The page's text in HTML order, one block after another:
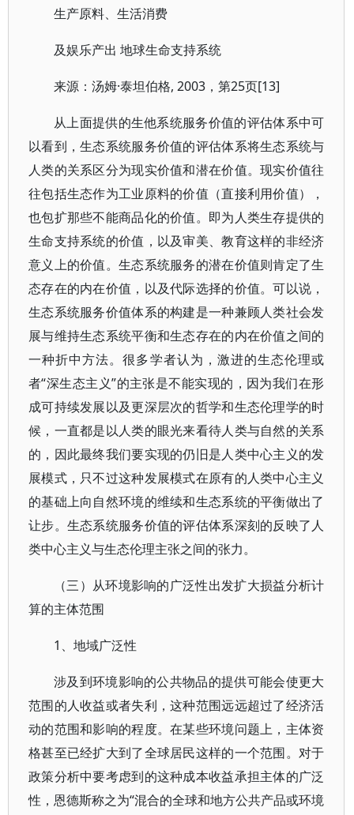
生产原料、生活消费
及娱乐产出 地球生命支持系统
来源：汤姆·泰坦伯格, 2003，第25页[13]
从上面提供的生他系统服务价值的评估体系中可
以看到，生态系统服务价值的评估体系将生态系统与
人类的关系区分为现实价值和潜在价值。现实价值往
往包括生态作为工业原料的价值（直接利用价值），
也包扩那些不能商品化的价值。即为人类生存提供的
生命支持系统的价值，以及审美、教育这样的非经济
意义上的价值。生态系统服务的潜在价值则肯定了生
态存在的内在价值，以及代际选择的价值。可以说，
生态系统服务价值体系的构建是一种兼顾人类社会发
展与维持生态系统平衡和生态存在的内在价值之间的
一种折中方法。很多学者认为，激进的生态伦理或
者“深生态主义”的主张是不能实现的，因为我们在形
成可持续发展以及更深层次的哲学和生态伦理学的时
候，一直都是以人类的眼光来看待人类与自然的关系
的，因此最终我们要实现的仍旧是人类中心主义的发
展模式，只不过这种发展模式在原有的人类中心主义
的基础上向自然环境的维续和生态系统的平衡做出了
让步。生态系统服务价值的评估体系深刻的反映了人
类中心主义与生态伦理主张之间的张力。
（三）从环境影响的广泛性出发扩大损益分析计
算的主体范围
1、地域广泛性
涉及到环境影响的公共物品的提供可能会使更大
范围的人收益或者失利，这种范围远远超过了经济活
动的范围和影响的程度。在某些环境问题上，主体资
格甚至已经扩大到了全球居民这样的一个范围。对于
政策分析中要考虑到的这种成本收益承担主体的广泛
性，恩德斯称之为“混合的全球和地方公共产品或环境